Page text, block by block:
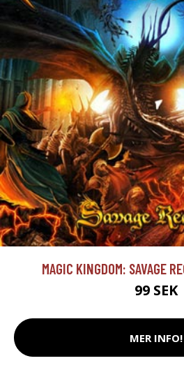
MAGIC KINGDOM: SAVAGE
99 SEK
MER INFO!